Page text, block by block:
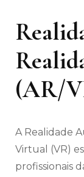
(AR/
A Realidade
Virtual (VR)
profissionais